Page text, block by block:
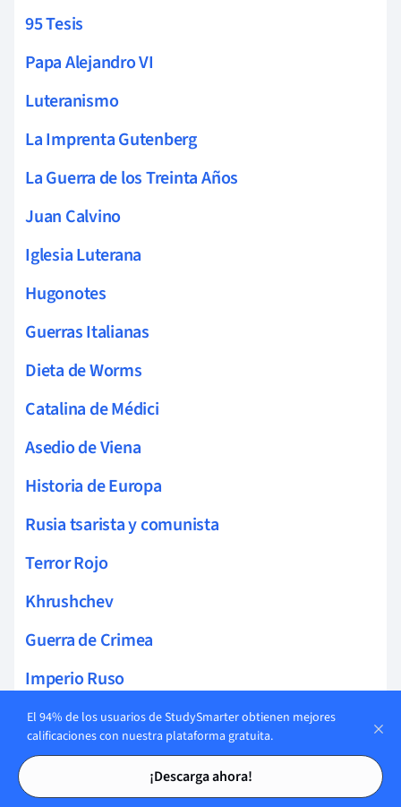
Tarjetas de estudio
Tarjetas de estudio
95 Tesis
Papa Alejandro VI
Luteranismo
La Imprenta Gutenberg
La Guerra de los Treinta Años
Juan Calvino
Iglesia Luterana
Hugonotes
Guerras Italianas
Dieta de Worms
Catalina de Médici
Asedio de Viena
Historia de Europa
Rusia tsarista y comunista
Terror Rojo
Khrushchev
Guerra de Crimea
Imperio Ruso
Revolución Bolchevique
Nicolás II
Duma
El 94% de los usuarios de StudySmarter obtienen mejores
calificaciones con nuestra plataforma gratuita.
¡Descarga ahora!